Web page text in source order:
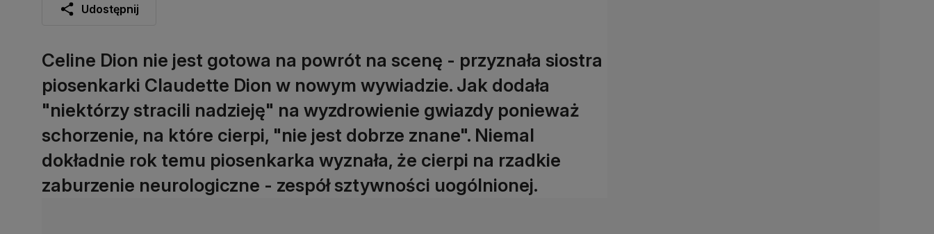
Udostępnij
Celine Dion nie jest gotowa na powrót na scenę - przyznała siostra
piosenkarki Claudette Dion w nowym wywiadzie. Jak dodała
"niektórzy stracili nadzieję" na wyzdrowienie gwiazdy ponieważ
schorzenie, na które cierpi, "nie jest dobrze znane". Niemal
dokładnie rok temu piosenkarka wyznała, że cierpi na rzadkie
zaburzenie neurologiczne - zespół sztywności uogólnionej.